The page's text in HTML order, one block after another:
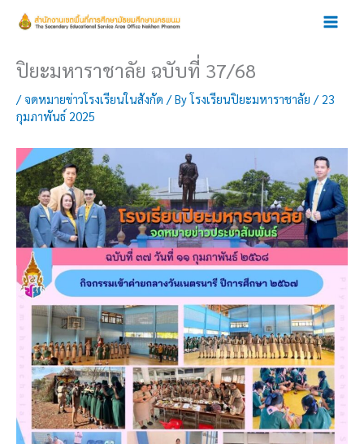
ปิยะมหาราชาลัย ฉบับที่ 37/68
/จดหมายข่าวโรงเรียนในสังกัด / Byโรงเรียนปิยะมหาราชาลัย / 23
กุมภาพันธ์ 2025